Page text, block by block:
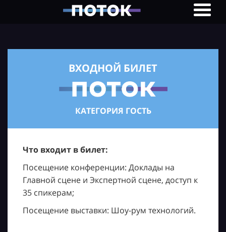
ВХОДНОЙ БИЛЕТ
КАТЕГОРИЯ ГОСТЬ
Что входит в билет:
Посещение конференции: Доклады на
Главной сцене и Экспертной сцене, доступ к
35 спикерам;
Посещение выставки: Шоу-рум технологий.